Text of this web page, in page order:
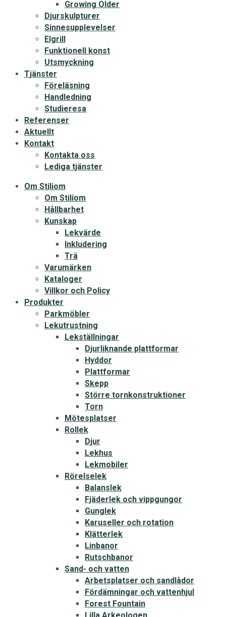
Growing Older
Djurskulpturer
Sinnesupplevelser
Elgrill
Funktionell konst
Utsmyckning
Tjänster
Föreläsning
Handledning
Studieresa
Referenser
Aktuellt
Kontakt
Kontakta oss
Lediga tjänster
Om Stiliom
Om Stiliom
Hållbarhet
Kunskap
Lekvärde
Inkludering
Trä
Varumärken
Kataloger
Villkor och Policy
Produkter
Parkmöbler
Lekutrustning
Lekställningar
Djurliknande plattformar
Hyddor
Plattformar
Skepp
Större tornkonstruktioner
Torn
Mötesplatser
Rollek
Djur
Lekhus
Lekmobiler
Rörelselek
Balanslek
Fjäderlek och vippgungor
Gunglek
Karuseller och rotation
Klätterlek
Linbanor
Rutschbanor
Sand- och vatten
Arbetsplatser och sandlådor
Fördämningar och vattenhjul
Forest Fountain